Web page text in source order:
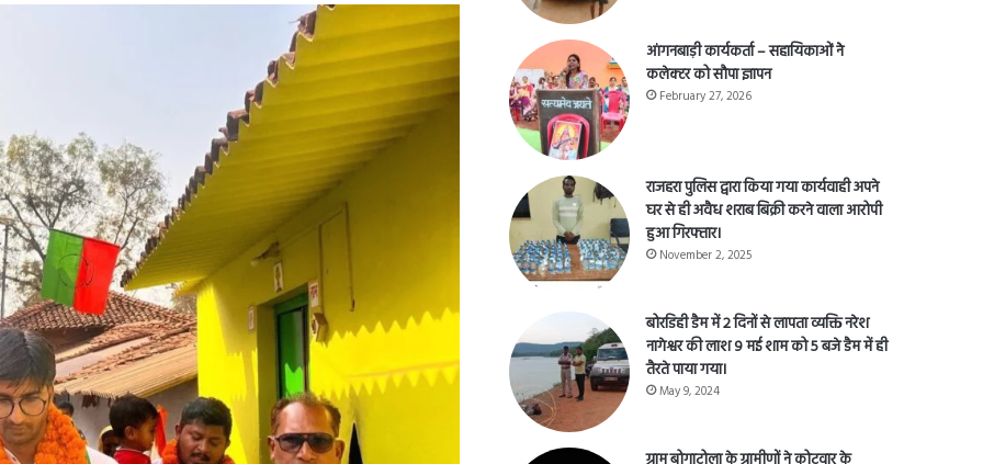
आंगनबाड़ी कार्यकर्ता – सहायिकाओं नेे
कलेक्टर को सौपा ज्ञापन
February 27, 2026
राजहरा पुलिस द्वारा किया गया कार्यवाही अपने
घर से ही अवैध शराब बिक्री करने वाला आरोपी
हुआ गिरफ्तार।
November 2, 2025
बोरडिही डैम में 2 दिनों से लापता व्यक्ति नरेश
नागेश्वर की लाश 9 मई शाम को 5 बजे डैम में ही
तैरते पाया गया।
May 9, 2024